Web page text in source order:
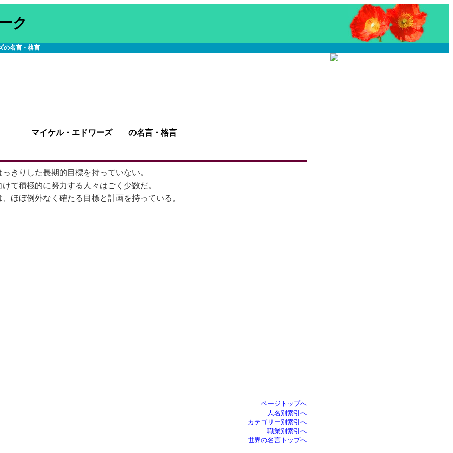
ク
名言・格言
マイケル・エドワーズ の名言・格言
きりした長期的目標を持っていない。
て積極的に努力する人々はごく少数だ。
ほぼ例外なく確たる目標と計画を持っている。
ページトップへ
人名別索引へ
カテゴリー別索引へ
職業別索引へ
世界の名言トップへ